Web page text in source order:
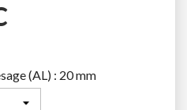
(AL) : 20 mm